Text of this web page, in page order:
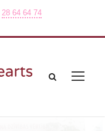
28 64 64 74